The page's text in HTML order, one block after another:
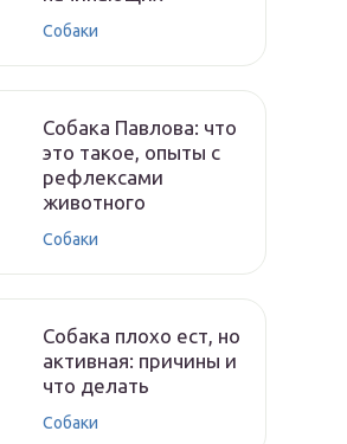
Собаки
Собака Павлова: что
это такое, опыты с
рефлексами
животного
Собаки
Собака плохо ест, но
активная: причины и
что делать
Собаки